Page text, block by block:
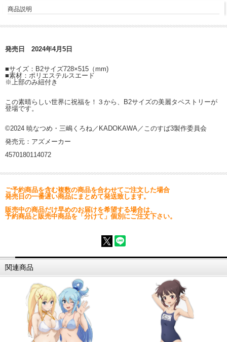
商品説明
発売日 2024年4月5日
■サイズ：B2サイズ728×515（mm)
■素材：ポリエステルスエード
※上部のみ紐付き
この素晴らしい世界に祝福を！３から、B2サイズの美麗タペストリーが
登場です。
©2024 暁なつめ・三嶋くろね／KADOKAWA／このすば3製作委員会
発売元：アズメーカー
4570180114072
ご予約商品を含む複数の商品を合わせてご注文した場合
発売日の一番遅い商品にまとめて発送致します。
販売中の商品だけ早めのお届けを希望する場合は、
予約商品と販売中商品を「分けて」個別にご注文下さい。
関連商品